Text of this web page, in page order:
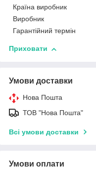
Країна виробник
Виробник
Гарантійний термін
Приховати
Умови доставки
Нова Пошта
ТОВ "Нова Пошта"
Всі умови доставки
Умови оплати